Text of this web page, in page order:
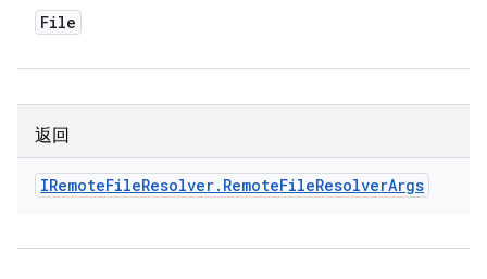
File
返回
IRemoteFileResolver. RemoteFileResolverArgs